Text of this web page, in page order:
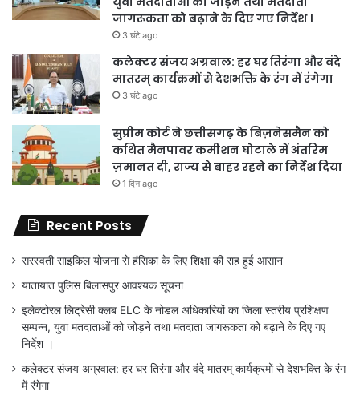
जागरूकता को बढ़ाने के दिए गए निर्देश ।
3 घंटे ago
कलेक्टर संजय अग्रवाल: हर घर तिरंगा और वंदे
मातरम् कार्यक्रमों से देशभक्ति के रंग में रंगेगा
3 घंटे ago
सुप्रीम कोर्ट ने छत्तीसगढ़ के बिज़नेसमैन को
कथित मैनपावर कमीशन घोटाले में अंतरिम
ज़मानत दी, राज्य से बाहर रहने का निर्देश दिया
1 दिन ago
Recent Posts
सरस्वती साइकिल योजना से हंसिका के लिए शिक्षा की राह हुई आसान
यातायात पुलिस बिलासपुर आवश्यक सूचना
इलेक्टोरल लिट्रेसी क्लब ELC के नोडल अधिकारियों का जिला स्तरीय प्रशिक्षण
सम्पन्न, युवा मतदाताओं को जोड़ने तथा मतदाता जागरूकता को बढ़ाने के दिए गए
निर्देश ।
कलेक्टर संजय अग्रवाल: हर घर तिरंगा और वंदे मातरम् कार्यक्रमों से देशभक्ति के रंग
में रंगेगा